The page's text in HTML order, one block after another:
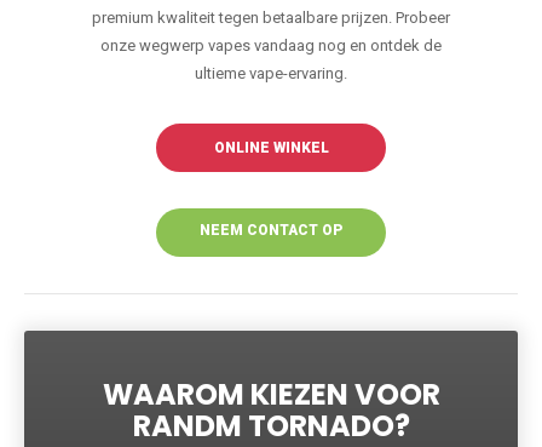
premium kwaliteit tegen betaalbare prijzen. Probeer
onze wegwerp vapes vandaag nog en ontdek de
ultieme vape-ervaring.
ONLINE WINKEL
NEEM CONTACT OP
WAAROM KIEZEN VOOR
RANDM TORNADO?